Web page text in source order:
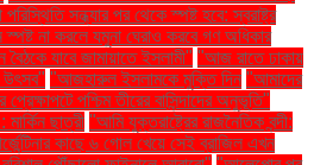
সন্ধ্যার পর থেকে স্পষ্ট হবে: স্বরাষ্ট্র
না করলে যমুনা ঘেরাও করবে গণ অধিকার
বৈঠকে যাবে জামায়াতে ইসলামী" "আজ রাতে ঢাকায়
উৎসব" "আজহারুল ইসলামকে মুক্তি দিন "আমাদের
প্রেক্ষাপটে পশ্চিম তীরের বাসিন্দাদের অনুভূতি"
ছাত্রী "আমি যুক্তরাষ্ট্রের রাজনৈতিক বন্দী:
কাছে ৬ গোল খেয়ে সেই ব্রাজিল এখন